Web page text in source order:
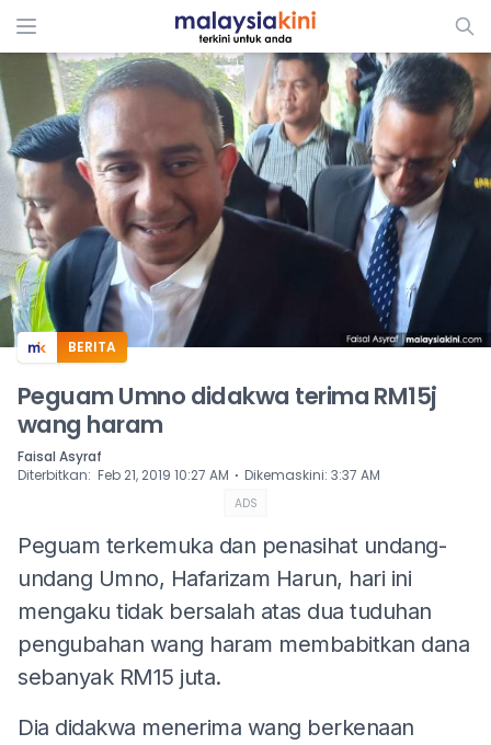
ADS
BERITA
Peguam Umno didakwa terima RM15j
wang haram
Faisal Asyraf
Diterbitkan: Feb 21, 2019 10:27 AM ⋅ Dikemaskini: 3:37 AM
ADS
Peguam terkemuka dan penasihat undang-
undang Umno, Hafarizam Harun, hari ini
mengaku tidak bersalah atas dua tuduhan
pengubahan wang haram membabitkan dana
sebanyak RM15 juta.
Dia didakwa menerima wang berkenaan